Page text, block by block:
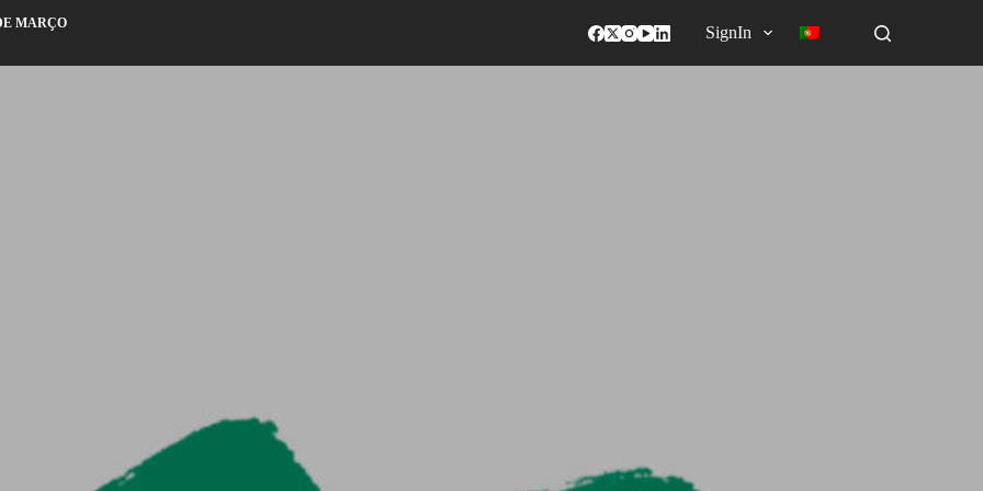
MARÇO
SignIn